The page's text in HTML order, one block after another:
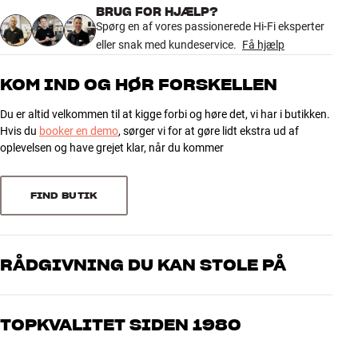
Mere fra Argon Audio
Model / Variant
Sort
Vægt (kg)
0
Vægt emballage (kg)
0
dybde)
GENERELLE EGENSKABER
Bananstik til højtalerkabler
Farver: Rød eller sort
Sælges i sæt af fire styk
4.7
5 64
4
1
Sorter efter
BRUG FOR HJÆLP?
Spørg en af vores passionerede Hi-Fi eksperter
eller snak med kundeservice. Få hjælp
KOM IND OG HØR FORSKELLEN
Du er altid velkommen til at kigge forbi og høre det, vi har i butikken.
Hvis du booker en demo, sørger vi for at gøre lidt ekstra ud af
oplevelsen og have grejet klar, når du kommer
FIND BUTIK
RÅDGIVNING DU KAN STOLE PÅ
Vores medarbejdere er ægte entusiaster, som kender produkterne
os, hvad du drømmer om – så finder vi den løsning, der passer
TOPKVALITET SIDEN 1980